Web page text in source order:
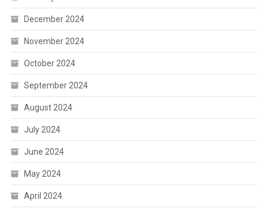
December 2024
November 2024
October 2024
September 2024
August 2024
July 2024
June 2024
May 2024
April 2024